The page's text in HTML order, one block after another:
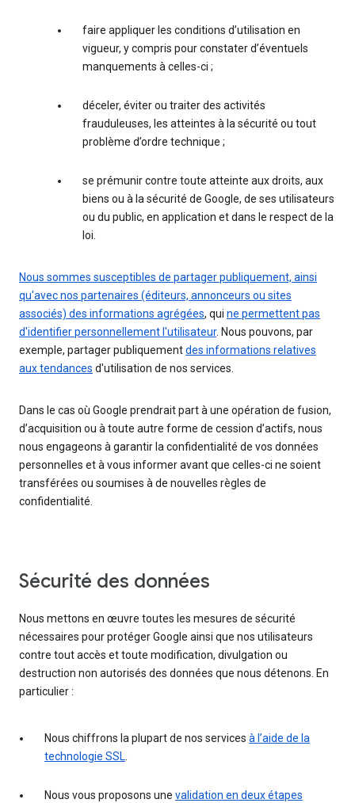
faire appliquer les conditions d’utilisation en
vigueur, y compris pour constater d’éventuels
manquements à celles-ci ;
déceler, éviter ou traiter des activités
frauduleuses, les atteintes à la sécurité ou tout
problème d’ordre technique ;
se prémunir contre toute atteinte aux droits, aux
biens ou à la sécurité de Google, de ses utilisateurs
ou du public, en application et dans le respect de la
loi.
Nous sommes susceptibles de partager publiquement, ainsi
qu'avec nos partenaires (éditeurs, annonceurs ou sites
associés) des informations agrégées, qui ne permettent pas
d'identifier personnellement l'utilisateur. Nous pouvons, par
exemple, partager publiquementdes informations relatives
aux tendances d'utilisation de nos services.
Dans le cas où Google prendrait part à une opération de fusion,
d’acquisition ou à toute autre forme de cession d’actifs, nous
nous engageons à garantir la confidentialité de vos données
personnelles et à vous informer avant que celles-ci ne soient
transférées ou soumises à de nouvelles règles de
confidentialité.
Sécurité des données
Nous mettons en œuvre toutes les mesures de sécurité
nécessaires pour protéger Google ainsi que nos utilisateurs
contre tout accès et toute modification, divulgation ou
destruction non autorisés des données que nous détenons. En
particulier :
Nous chiffrons la plupart de nos services à l’aide de la
technologie SSL.
Nous vous proposons une validation en deux étapes